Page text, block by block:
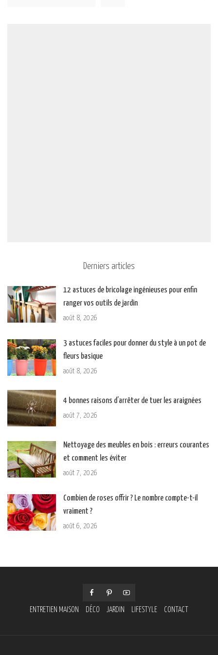
Derniers articles
12 astuces de bricolage ingénieuses pour enfin
ranger vos outils de jardin
août 8, 2026
3 astuces faciles pour donner du style à un pot de
fleurs basique
août 8, 2026
4 bonnes raisons d’arrêter de tuer les araignées
août 7, 2026
Nettoyage des meubles en bois : erreurs courantes
et comment les éviter
août 7, 2026
Combien de roses offrir ? Le nombre compte-t-il
vraiment ?
août 6, 2026
ENTRETIEN MAISON DÉCO JARDIN LIFESTYLE CONTACT